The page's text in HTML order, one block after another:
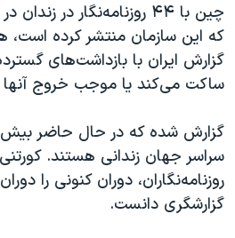
اسرائیل در جنگ
نرگس محمدی برنده جایزه نوبل صلح
همایش محافظه‌کاران آمریکا «سی‌پک»
سفر پرزیدنت ترامپ به چین
چین با ۴۴ روزنامه‌نگار در
که این سازمان منتشر کرده است،
گزارش ایران با بازداشت‌های
ساکت می‌کند یا موجب خروج
سراسر جهان زندانی هستند.
روزنامه‌نگاران، دوران کنونی را
گزارشگری دانست.